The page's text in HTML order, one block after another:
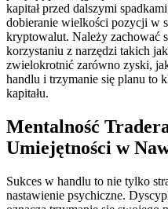
kapitał przed dalszymi
dobieranie wielkości pozycji w
kryptowalut. Należy zachować
korzystaniu z narzędzi takich
zwielokrotnić zarówno zyski,
handlu i trzymanie się planu to
kapitału.
Mentalność
Umiejętności w
Sukces w handlu to nie tylko
nastawienie psychiczne.